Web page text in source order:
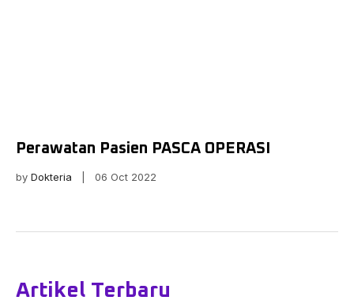
Perawatan Pasien PASCA OPERASI
by Dokteria | 06 Oct 2022
Artikel Terbaru